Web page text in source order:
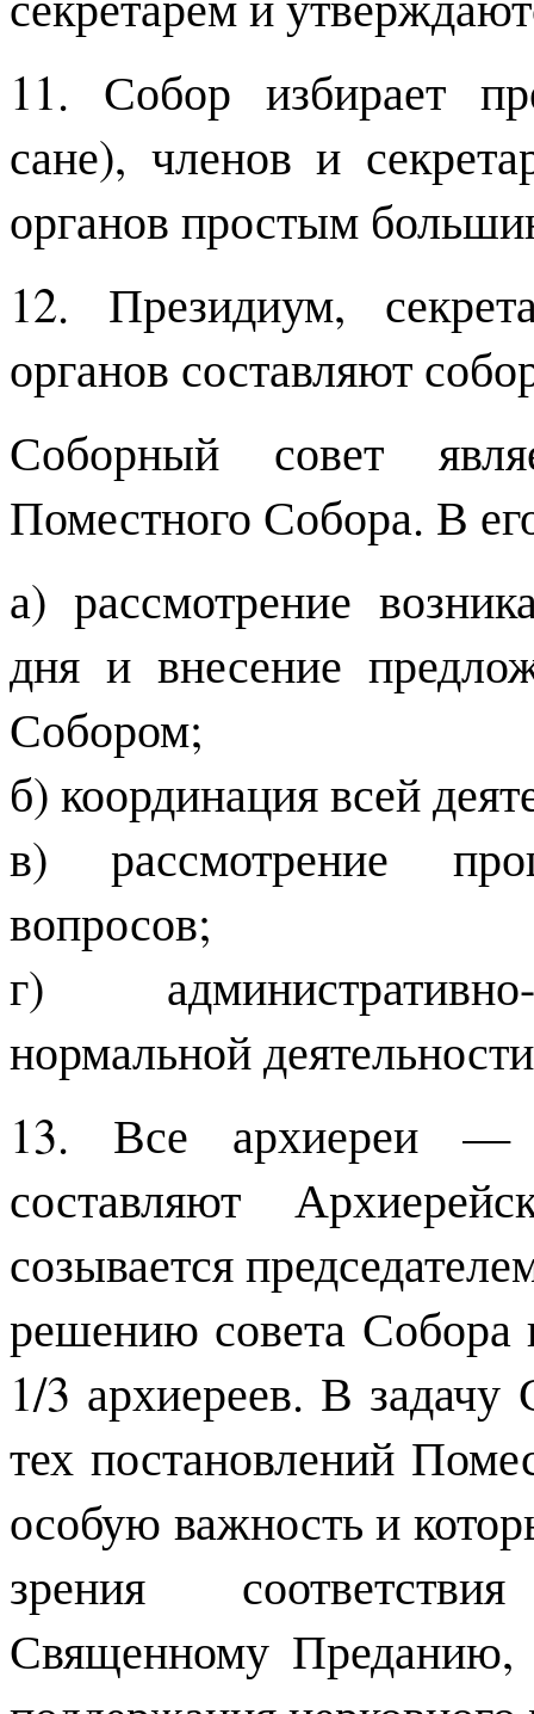
11. Собор избирает
сане), членов и
органов простым
12. Президиум,
органов составляют
Соборный совет
Поместного Собора. В
а) рассмотрение
дня и внесение
Собором;
б) координация всей
в) рассмотрение
вопросов;
г)
нормальной
13. Все архиереи —
составляют
созывается
решению совета
1/3 архиереев. В
тех постановлений
особую важность и
зрения
Священному Преданию,